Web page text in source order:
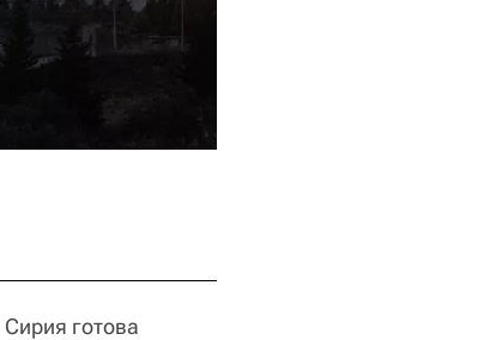
Сирия готова